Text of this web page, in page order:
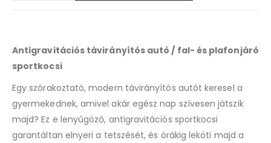
Antigravitációs távirányítós autó / fal- és plafonjáró
sportkocsi
Egy szórakoztató, modern távirányítós autót keresel a
gyermekednek, amivel akár egész nap szívesen játszik
majd? Ez e lenyűgöző, antigravitációs sportkocsi
garantáltan elnyeri a tetszését, és órákig leköti majd a